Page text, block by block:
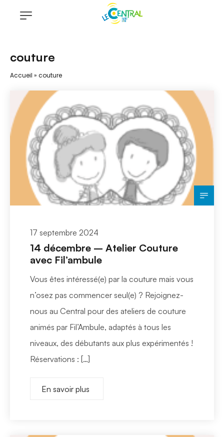
couture
Accueil » couture
17 septembre 2024
14 décembre – Atelier Couture
avec Fil’ambule
Vous êtes intéressé(e) par la couture mais vous
n’osez pas commencer seul(e) ? Rejoignez-
nous au Central pour des ateliers de couture
animés par Fil’Ambule, adaptés à tous les
niveaux, des débutants aux plus expérimentés !
Réservations : […]
En savoir plus